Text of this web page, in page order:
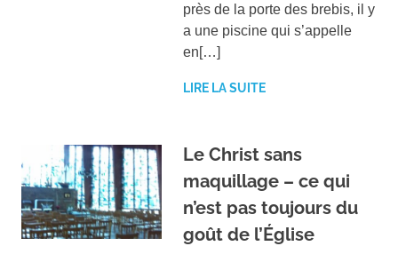
près de la porte des brebis, il y
a une piscine qui s’appelle
en[…]
LIRE LA SUITE
Le Christ sans
maquillage – ce qui
n’est pas toujours du
goût de l’Église